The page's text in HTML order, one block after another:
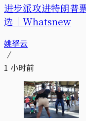
进步派攻进特朗普
选｜Whatsnew
姚拏云
1 小时前